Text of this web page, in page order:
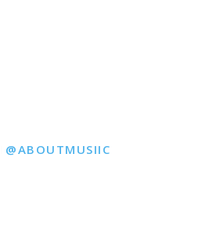
@ABOUTMUSIIC